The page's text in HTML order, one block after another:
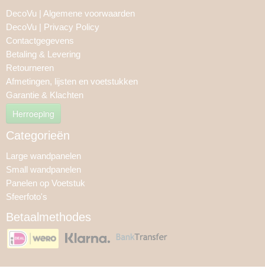
DecoVu | Algemene voorwaarden
DecoVu | Privacy Policy
Contactgegevens
Betaling & Levering
Retourneren
Afmetingen, lijsten en voetstukken
Garantie & Klachten
Herroeping
Categorieën
Large wandpanelen
Small wandpanelen
Panelen op Voetstuk
Sfeerfoto's
Betaalmethodes